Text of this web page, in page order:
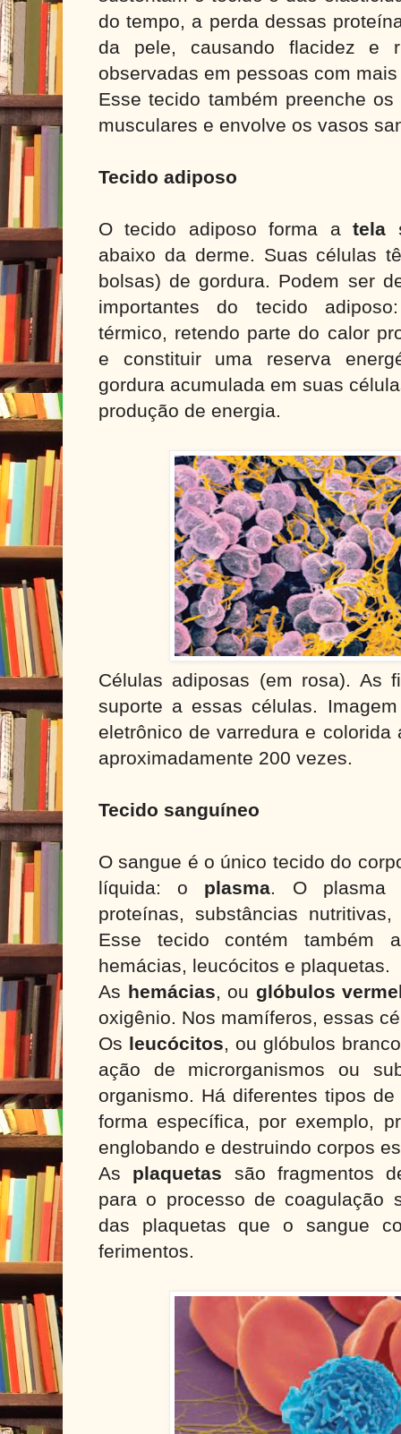
do tempo, a perda dessas
da pele, causando flacidez e
observadas em pessoas com
Esse tecido também preenche
musculares e envolve os vasos
Tecido adiposo
O tecido adiposo forma atela
abaixo da derme. Suas células
bolsas) de gordura. Podem ser
importantes do tecido
térmico, retendo parte do calor
e constituir uma reserva
gordura acumulada em suas
produção de energia.
Células adiposas (em rosa). As
suporte a essas células.
eletrônico de varredura e colorida
aproximadamente 200 vezes.
Tecido sanguíneo
O sangue é o único tecido do
líquida: o plasma. O plasma
proteínas, substâncias
Esse tecido contém também
hemácias, leucócitos e plaquetas.
As hemácias, ou glóbulos
oxigênio. Nos mamíferos, essas
Os leucócitos, ou glóbulos
ação de microrganismos ou
organismo. Há diferentes tipos
forma específica, por exemplo,
englobando e destruindo corpos
As plaquetas são fragmentos
para o processo de coagulação
das plaquetas que o sangue
ferimentos.